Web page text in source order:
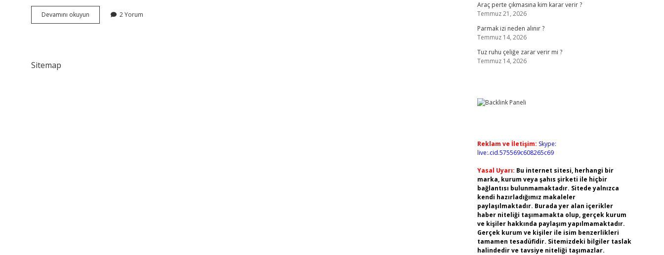
Devamını okuyun
hicret
2 Yorum
Sitemap
Araç perte çıkmasına kim karar verir ?
Temmuz 21, 2026
Parmak izi neden alınır ?
Temmuz 14, 2026
Tuz ruhu çeliğe zarar verir mi ?
Temmuz 14, 2026
Reklam ve İletişim: Skype:
live:.cid.575569c608265c69
Yasal Uyarı: Bu internet sitesi, herhangi bir
marka, kurum veya şahıs şirketi ile hiçbir
bağlantısı bulunmamaktadır. Sitede yalnızca
kendi hazırladığımız makaleler
paylaşılmaktadır. Burada yer alan içerikler
haber niteliği taşımamakta olup, gerçek kurum
ve kişiler hakkında paylaşım yapılmamaktadır.
Gerçek kurum ve kişiler ile isim benzerlikleri
tamamen tesadüfidir. Sitemizdeki bilgiler taslak
halindedir ve tavsiye niteliği taşımazlar.